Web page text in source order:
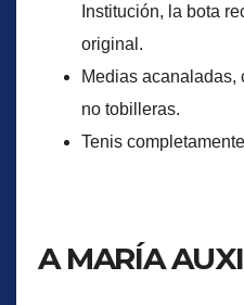
Institución, la bota
original.
Medias acanaladas,
no tobilleras.
Tenis
A MARÍA